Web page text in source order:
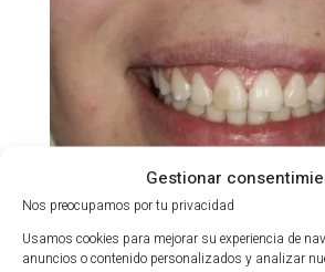
Gestionar
Nos preocupamos por tu privacidad
Usamos cookies para mejorar su experiencia de
anuncios o contenido personalizados y analizar